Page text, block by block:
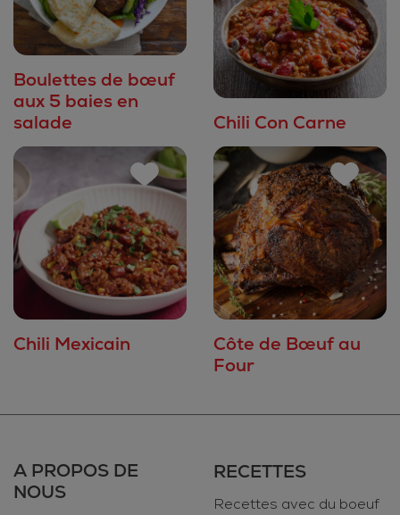
Boulettes de bœuf
aux 5 baies en
salade
Chili Con Carne
Chili Mexicain
Côte de Bœuf au
Four
A PROPOS DE
NOUS
RECETTES
Recettes avec du boeuf